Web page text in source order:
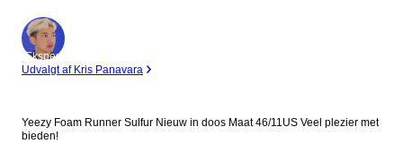
Ekspert
Udvalgt af Kris Panavara
Yeezy Foam Runner Sulfur Nieuw in doos Maat 46/11US Veel plezier met
bieden!